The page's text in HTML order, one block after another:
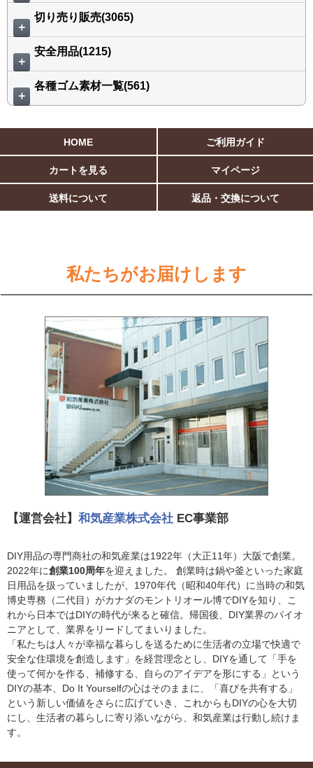
＋
切り売り販売(3065)
＋
安全用品(1215)
＋
各種ゴム素材一覧(561)
HOME ご利用ガイド
カートを見る マイページ
送料について 返品・交換について
私たちがお届けします
【運営会社】 和気産業株式会社 EC事業部
DIY用品の専門商社の和気産業は1922年（大正11年）大阪で創業。
2022年に創業100周年を迎えました。 創業時は鍋や釜といった家庭
日用品を扱っていましたが、1970年代（昭和40年代）に当時の和気
博史専務（二代目）がカナダのモントリオール博でDIYを知り、こ
れから日本ではDIYの時代が来ると確信。帰国後、DIY業界のパイオ
ニアとして、業界をリードしてまいりました。
「私たちは人々が幸福な暮らしを送るために生活者の立場で快適で
安全な住環境を創造します」を経営理念とし、DIYを通して「手を
使って何かを作る、補修する、自らのアイデアを形にする」という
DIYの基本、Do It Yourselfの心はそのままに、「喜びを共有する」
という新しい価値をさらに広げていき、これからもDIYの心を大切
にし、生活者の暮らしに寄り添いながら、和気産業は行動し続けま
す。